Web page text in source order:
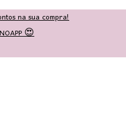
na sua compra!
😍